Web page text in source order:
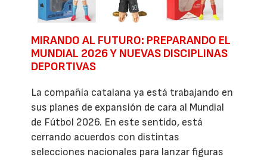
MIRANDO AL FUTURO: PREPARANDO EL
MUNDIAL 2026 Y NUEVAS DISCIPLINAS
DEPORTIVAS
La compañía catalana ya está trabajando en
sus planes de expansión de cara al Mundial
de Fútbol 2026. En este sentido, está
cerrando acuerdos con distintas
selecciones nacionales para lanzar figuras